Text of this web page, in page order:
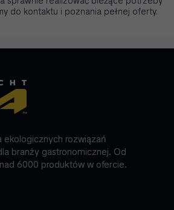
do kontaktu i poznania pełnej oferty.
ekologicznych rozwiązań
branży gastronomicznej. Od
6000 produktów w ofercie.